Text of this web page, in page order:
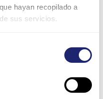
hayan recopilado a
sus servicios.
Assembly